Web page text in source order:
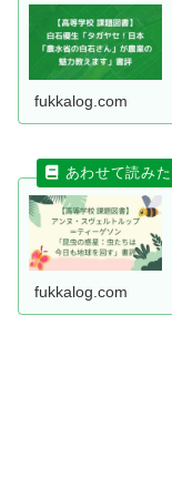
fukkalog.com
fukkalog.com